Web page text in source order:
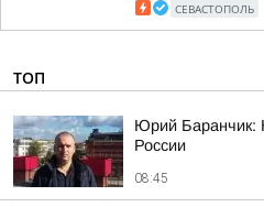
СЕВАСТОПОЛЬ
ТОП
Юрий Баранчик:
России
08:45